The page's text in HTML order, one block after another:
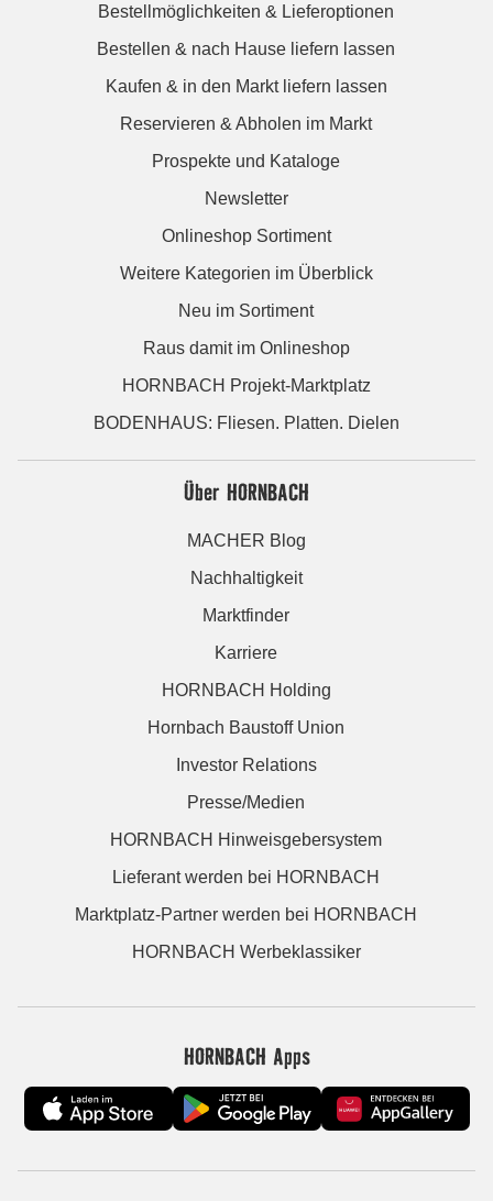
Bestellmöglichkeiten & Lieferoptionen
Bestellen & nach Hause liefern lassen
Kaufen & in den Markt liefern lassen
Reservieren & Abholen im Markt
Prospekte und Kataloge
Newsletter
Onlineshop Sortiment
Weitere Kategorien im Überblick
Neu im Sortiment
Raus damit im Onlineshop
HORNBACH Projekt-Marktplatz
BODENHAUS: Fliesen. Platten. Dielen
Über HORNBACH
MACHER Blog
Nachhaltigkeit
Marktfinder
Karriere
HORNBACH Holding
Hornbach Baustoff Union
Investor Relations
Presse/Medien
HORNBACH Hinweisgebersystem
Lieferant werden bei HORNBACH
Marktplatz-Partner werden bei HORNBACH
HORNBACH Werbeklassiker
HORNBACH Apps